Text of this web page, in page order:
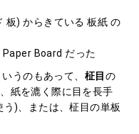
板) からきている 板紙 の
Board だった
うのもあって、 柾目 の
紙を漉く際に目を長手
)、または、柾目の単板